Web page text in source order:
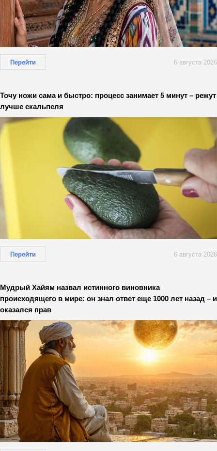
Перейти 6 августа 2026
Точу ножи сама и быстро: процесс занимает 5 минут – режут
лучше скальпеля
Перейти 6 августа 2026
Мудрый Хайям назвал истинного виновника
происходящего в мире: он знал ответ еще 1000 лет назад – и
оказался прав